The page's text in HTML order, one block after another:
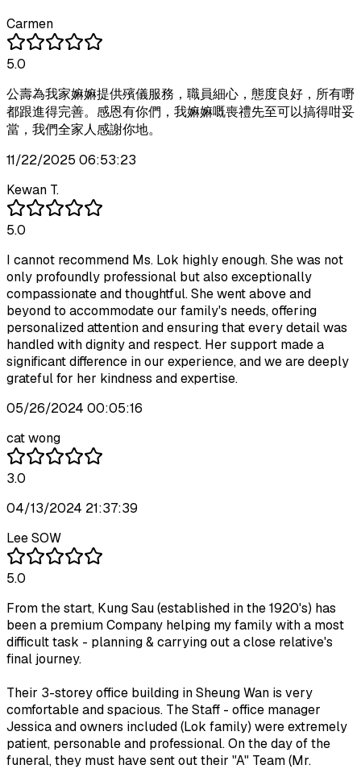
Carmen
5.0
公壽為我家嫲嫲提供殯儀服務，職員細心，態度良好，所有嘢
都跟進得完善。感恩有你們，我嫲嫲嘅喪禮先至可以搞得咁妥
當，我們全家人感謝你地。
11/22/2025 06:53:23
Kewan T.
5.0
I cannot recommend Ms. Lok highly enough. She was not
only profoundly professional but also exceptionally
compassionate and thoughtful. She went above and
beyond to accommodate our family's needs, offering
personalized attention and ensuring that every detail was
handled with dignity and respect. Her support made a
significant difference in our experience, and we are deeply
grateful for her kindness and expertise.
05/26/2024 00:05:16
cat wong
3.0
04/13/2024 21:37:39
Lee SOW
5.0
From the start, Kung Sau (established in the 1920's) has
been a premium Company helping my family with a most
difficult task - planning & carrying out a close relative's
final journey.
Their 3-storey office building in Sheung Wan is very
comfortable and spacious. The Staff - office manager
Jessica and owners included (Lok family) were extremely
patient, personable and professional. On the day of the
funeral, they must have sent out their "A" Team (Mr.